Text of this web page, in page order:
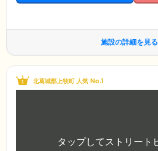
施設の詳細を見る
北葛城郡上牧町 人気 No.1